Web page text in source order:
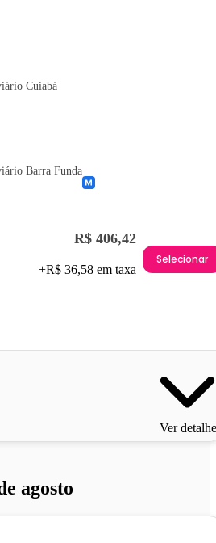
Cuiabá
Barra Funda
R$ 406,42
+R$ 36,58 em taxa
Selecionar
Ver
agosto